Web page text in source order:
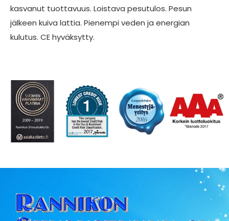
kasvanut tuottavuus. Loistava pesutulos. Pesun
jälkeen kuiva lattia. Pienempi veden ja energian
kulutus. CE hyväksytty.